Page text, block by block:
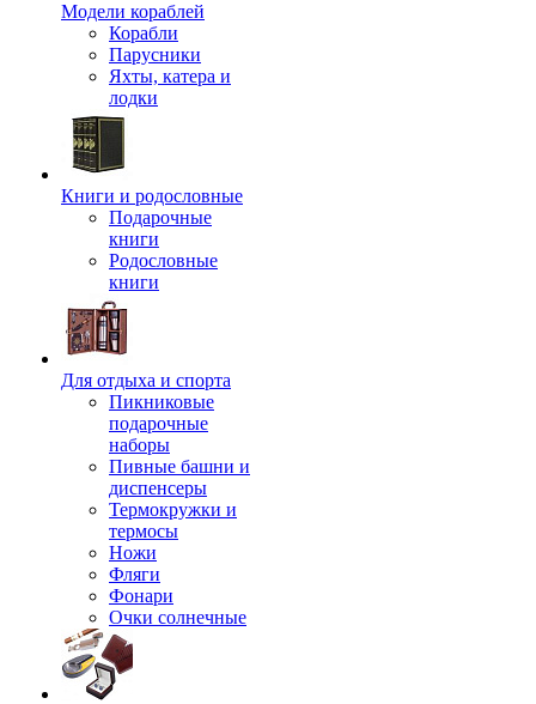
Модели кораблей
Корабли
Парусники
Яхты, катера и
лодки
Книги и родословные
Подарочные
книги
Родословные
книги
Для отдыха и спорта
Пикниковые
подарочные
наборы
Пивные башни и
диспенсеры
Термокружки и
термосы
Ножи
Фляги
Фонари
Очки солнечные